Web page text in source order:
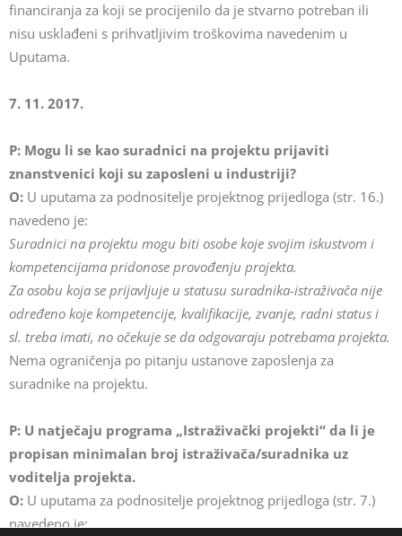
financiranja za koji se procijenilo da je stvarno potreban ili
nisu usklađeni s prihvatljivim troškovima navedenim u
Uputama.
7. 11. 2017.
P: Mogu li se kao suradnici na projektu prijaviti
znanstvenici koji su zaposleni u industriji?
O: U uputama za podnositelje projektnog prijedloga (str. 16.)
navedeno je:
Suradnici na projektu mogu biti osobe koje svojim iskustvom i
kompetencijama pridonose provođenju projekta.
Za osobu koja se prijavljuje u statusu suradnika-istraživača nije
određeno koje kompetencije, kvalifikacije, zvanje, radni status i
sl. treba imati, no očekuje se da odgovaraju potrebama projekta.
Nema ograničenja po pitanju ustanove zaposlenja za
suradnike na projektu.
P: U natječaju programa „Istraživački projekti“ da li je
propisan minimalan broj istraživača/suradnika uz
voditelja projekta.
O: U uputama za podnositelje projektnog prijedloga (str. 7.)
navedeno je: